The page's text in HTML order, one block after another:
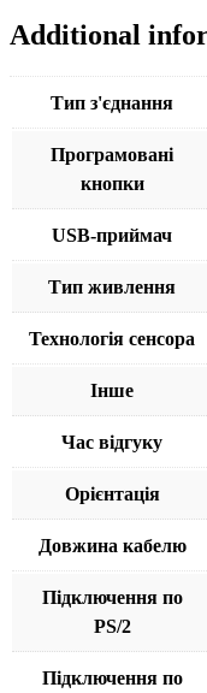
Additional
Тип з'єднання
Програмовані
кнопки
USB-приймач
Тип живлення
Технологія сенсора
Інше
Час відгуку
Орієнтація
Довжина кабелю
Підключення по
PS/2
Підключення по